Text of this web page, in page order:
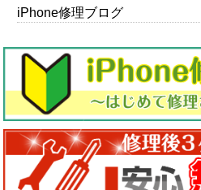
iPhone修理ブログ